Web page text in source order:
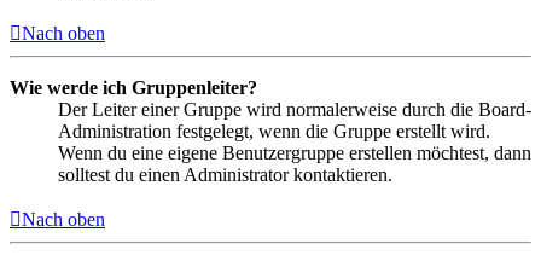
Nach oben
Wie werde ich Gruppenleiter?
Der Leiter einer Gruppe wird normalerweise durch die Board-
Administration festgelegt, wenn die Gruppe erstellt wird.
Wenn du eine eigene Benutzergruppe erstellen möchtest, dann
solltest du einen Administrator kontaktieren.
Nach oben